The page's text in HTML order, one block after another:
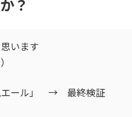
？
います
エール」 → 最終検証